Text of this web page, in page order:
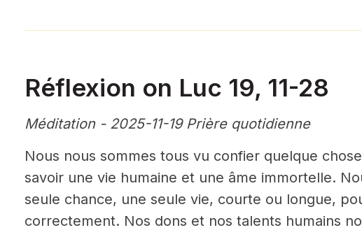
Réflexion on Luc 19, 11-28
Méditation - 2025-11-19 Prière quotidienne
Nous nous sommes tous vu confier quelque
savoir une vie humaine et une âme immortelle.
seule chance, une seule vie, courte ou longue,
correctement. Nos dons et nos talents humains